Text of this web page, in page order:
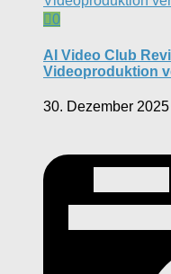
0
AI Video Club
Videoproduktion
30. Dezember 2025